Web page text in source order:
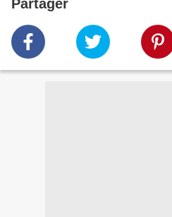
Partager